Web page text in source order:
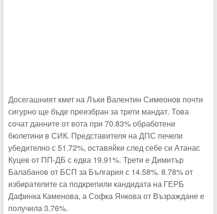
Досегашният кмет на Лъки Валентин Симеонов почти
сигурно ще бъде преизбран за трети мандат. Това
сочат данните от вота при 70.83% обработени
бюлетини в СИК. Представителя на ДПС печели
убедително с 51.72%, оставяйки след себе си Атанас
Куцев от ПП-ДБ с едва 19.91%. Трети е Димитър
Балабанов от БСП за България с 14.58%. 8.78% от
избирателите са подкрепили кандидата на ГЕРБ
Дафинка Каменова, а Софка Янкова от Възраждане е
получила 3.76%.